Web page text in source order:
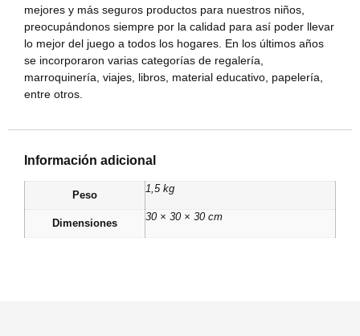
mejores y más seguros productos para nuestros niños,
preocupándonos siempre por la calidad para así poder llevar
lo mejor del juego a todos los hogares. En los últimos años
se incorporaron varias categorías de regalería,
marroquinería, viajes, libros, material educativo, papelería,
entre otros.
Información adicional
Peso
1,5 kg
Dimensiones
30 × 30 × 30 cm